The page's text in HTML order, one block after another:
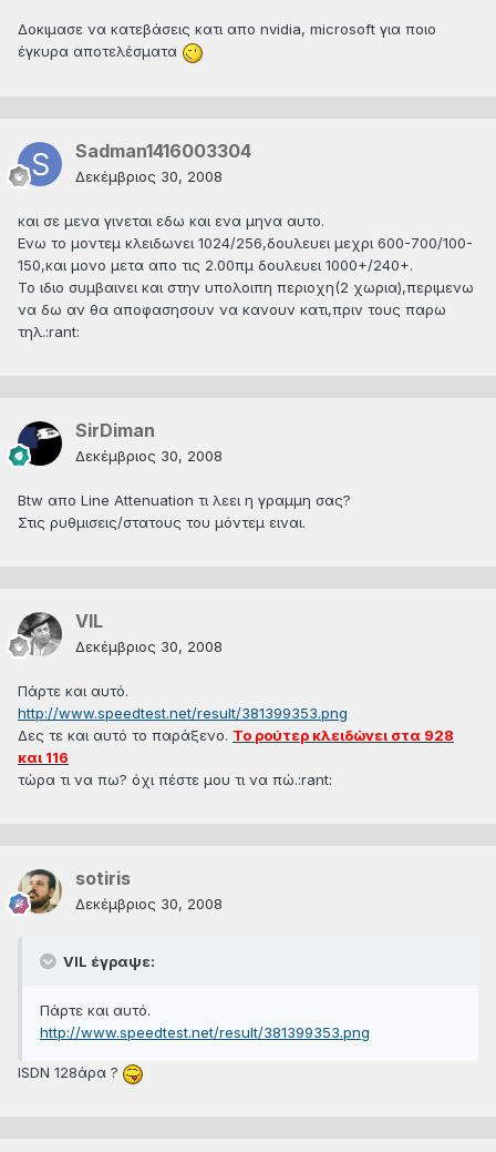
Δοκιμασε να κατεβάσεις κατι απο nvidia, microsoft για ποιο
έγκυρα αποτελέσματα
Sadman1416003304
Δεκέμβριος 30, 2008
και σε μενα γινεται εδω και ενα μηνα αυτο.
Ενω το μοντεμ κλειδωνει 1024/256,δουλευει μεχρι 600-700/100-
150,και μονο μετα απο τις 2.00πμ δουλευει 1000+/240+.
Το ιδιο συμβαινει και στην υπολοιπη περιοχη(2 χωρια),περιμενω
να δω αν θα αποφασησουν να κανουν κατι,πριν τους παρω
τηλ.:rant:
SirDiman
Δεκέμβριος 30, 2008
Btw απο Line Attenuation τι λεει η γραμμη σας?
Στις ρυθμισεις/στατους του μόντεμ ειναι.
VIL
Δεκέμβριος 30, 2008
Πάρτε και αυτό.
http://www.speedtest.net/result/381399353.png
Δες τε και αυτό το παράξενο. Το ρούτερ κλειδώνει στα 928
και 116
τώρα τι να πω? όχι πέστε μου τι να πώ.:rant:
sotiris
Δεκέμβριος 30, 2008
VIL έγραψε:
Πάρτε και αυτό.
http://www.speedtest.net/result/381399353.png
ISDN 128άρα ?